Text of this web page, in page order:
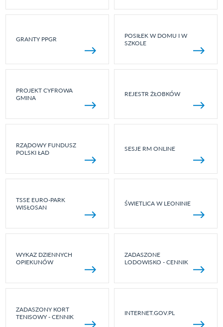
GRANTY PPGR
POSIŁEK W DOMU I W
SZKOLE
PROJEKT CYFROWA
GMINA
REJESTR ŻŁOBKÓW
RZĄDOWY FUNDUSZ
POLSKI ŁAD
SESJE RM ONLINE
TSSE EURO-PARK
WISŁOSAN
ŚWIETLICA W LEONINIE
WYKAZ DZIENNYCH
OPIEKUNÓW
ZADASZONE
LODOWISKO - CENNIK
ZADASZONY KORT
TENISOWY - CENNIK
INTERNET.GOV.PL